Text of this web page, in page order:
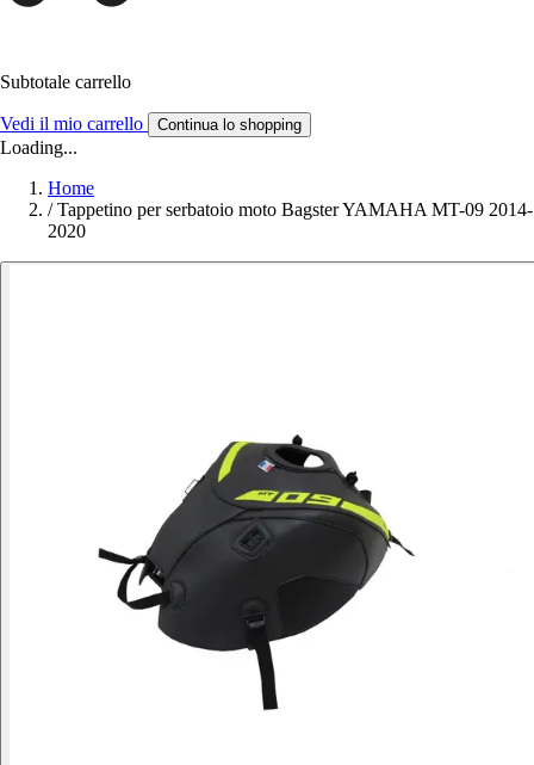
Subtotale carrello
Vedi il mio carrello Continua lo shopping
Loading...
Home
/ Tappetino per serbatoio moto Bagster YAMAHA MT-09 2014-
2020